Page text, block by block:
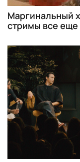
Маргинальный
стримы все